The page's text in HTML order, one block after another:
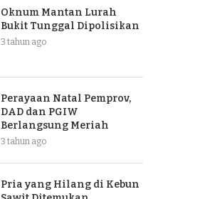
Oknum Mantan Lurah
Bukit Tunggal Dipolisikan
3 tahun ago
Perayaan Natal Pemprov,
DAD dan PGIW
Berlangsung Meriah
3 tahun ago
Pria yang Hilang di Kebun